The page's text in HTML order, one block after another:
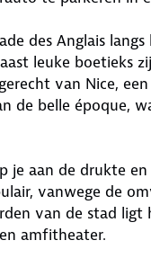
des Anglais
leuke boetieks
van Nice,
de belle époque,
je aan de drukte
vanwege de
van de stad
amfitheater.